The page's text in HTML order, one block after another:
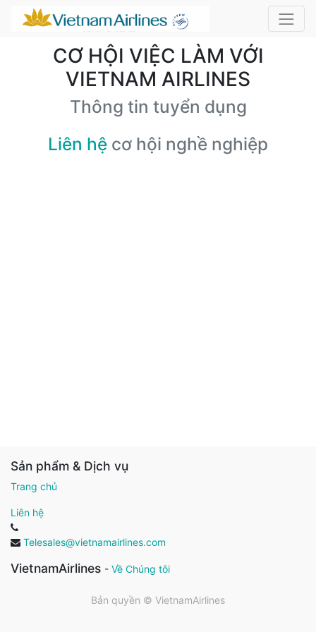
CƠ HỘI VIỆC LÀM VỚI
VIETNAM AIRLINES
Thông tin tuyển dụng
Liên hệ cơ hội nghề nghiệp
Sản phẩm & Dịch vụ
Trang chủ
Liên hệ
Telesales@vietnamairlines.com
VietnamAirlines - Về Chúng tôi
Bản quyền © VietnamAirlines